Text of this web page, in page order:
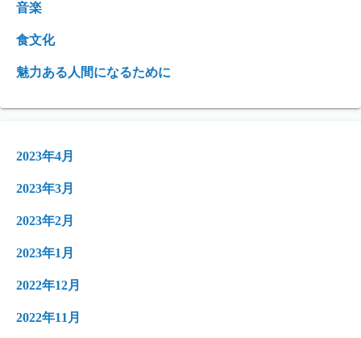
音楽
食文化
魅力ある人間になるために
2023年4月
2023年3月
2023年2月
2023年1月
2022年12月
2022年11月